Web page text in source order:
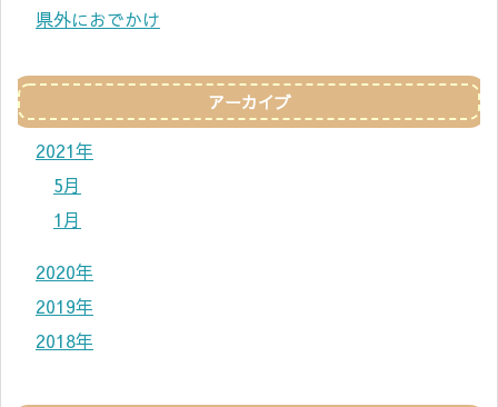
県外におでかけ
アーカイブ
2021年
5月
1月
2020年
2019年
2018年